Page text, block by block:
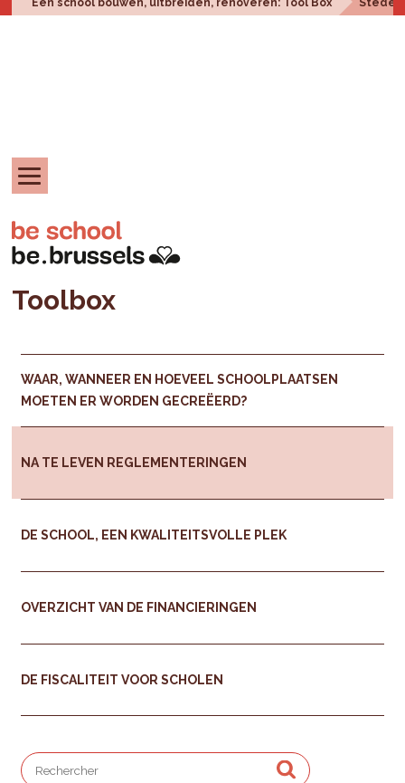
Een school bouwen, uitbreiden, renoveren: Tool Box
Toolbox
WAAR, WANNEER EN HOEVEEL SCHOOLPLAATSEN
MOETEN ER WORDEN GECREËERD?
NA TE LEVEN REGLEMENTERINGEN
DE SCHOOL, EEN KWALITEITSVOLLE PLEK
OVERZICHT VAN DE FINANCIERINGEN
DE FISCALITEIT VOOR SCHOLEN